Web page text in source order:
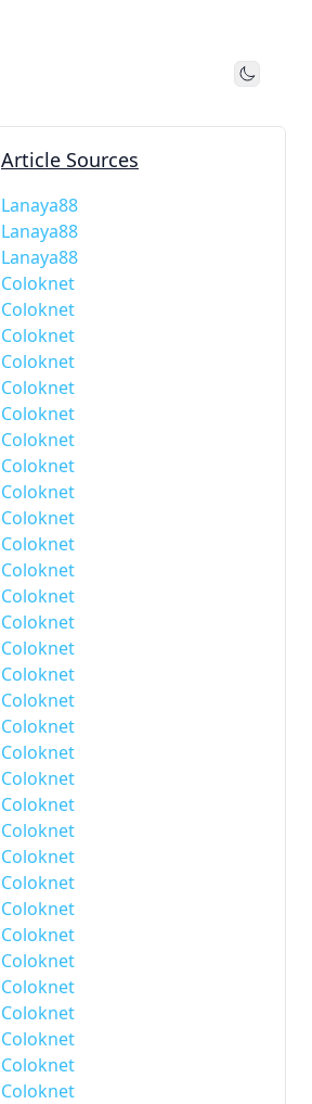
Toggle
Article Sources
Lanaya88
Lanaya88
Lanaya88
Coloknet
Coloknet
Coloknet
Coloknet
Coloknet
Coloknet
Coloknet
Coloknet
Coloknet
Coloknet
Coloknet
Coloknet
Coloknet
Coloknet
Coloknet
Coloknet
Coloknet
Coloknet
Coloknet
Coloknet
Coloknet
Coloknet
Coloknet
Coloknet
Coloknet
Coloknet
Coloknet
Coloknet
Coloknet
Coloknet
Coloknet
Coloknet